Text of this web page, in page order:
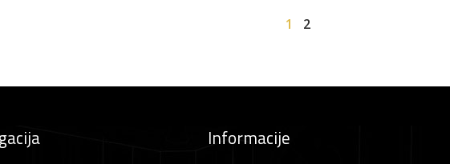
1 2
Informacije